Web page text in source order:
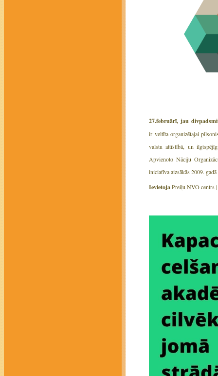
27.februārī, jau
ir veltīta organizētajai
valstu attīstībā, un
Apvienoto Nāciju
iniciatīva aizsākās 2009.
IevietojaPreiļu NVO centrs |